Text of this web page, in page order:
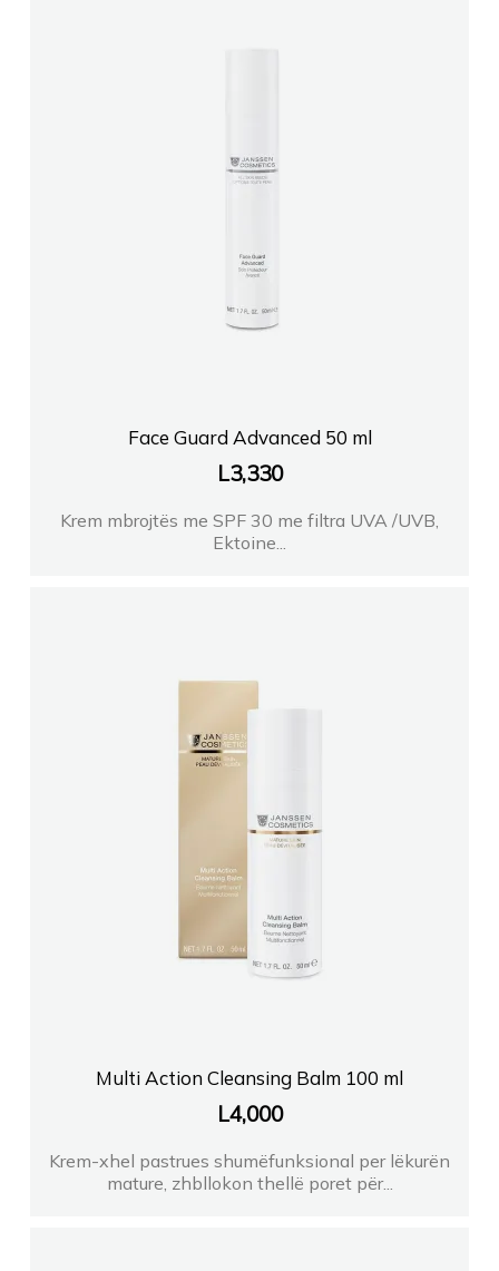
Face Guard Advanced 50 ml
L3,330
Krem mbrojtës me SPF 30 me filtra UVA /UVB,
Ektoine...
Multi Action Cleansing Balm 100 ml
L4,000
Krem-xhel pastrues shumëfunksional per lëkurën
mature, zhbllokon thellë poret për...